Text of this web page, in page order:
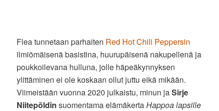
Flea tunnetaan parhaiten Red Hot Chili Peppersin
ilmiömäisenä basistina, huurupäisenä nakupellenä ja
poukkoilevana hulluna, jolle häpeäkynnyksen
ylittäminen ei ole koskaan ollut juttu eikä mikään.
Viimeistään vuonna 2020 julkaistu, minun jaSirje
Niitepõldin suomentama elämäkertaHappoa lapsille